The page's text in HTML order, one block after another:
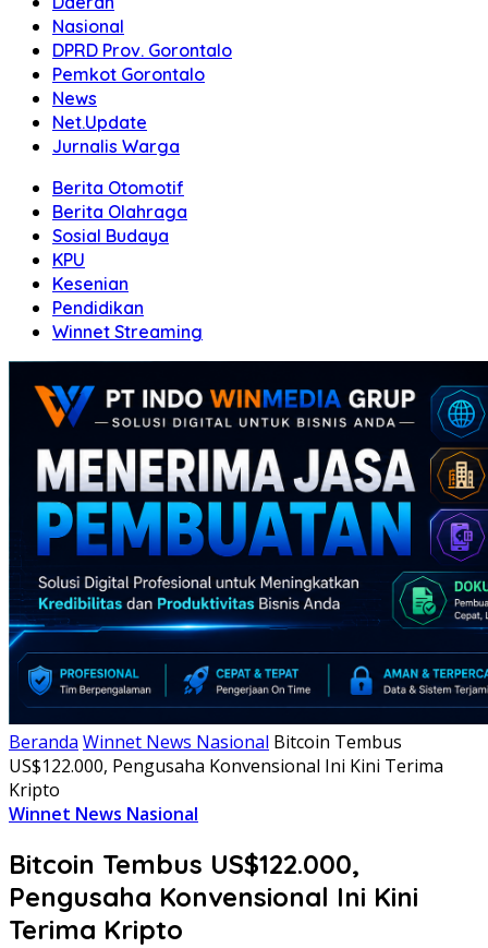
Nasional
DPRD Prov. Gorontalo
Pemkot Gorontalo
News
Net.Update
Jurnalis Warga
Berita Otomotif
Berita Olahraga
Sosial Budaya
KPU
Kesenian
Pendidikan
Winnet Streaming
Beranda Winnet News Nasional Bitcoin Tembus
US$122.000, Pengusaha Konvensional Ini Kini Terima
Kripto
Winnet News Nasional
Bitcoin Tembus US$122.000,
Pengusaha Konvensional Ini Kini
Terima Kripto